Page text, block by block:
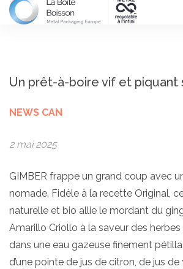
Un prêt-à-boire vif et piquant
NEWS CAN
2 mai 2025
GIMBER frappe un grand coup avec
nomade. Fidèle à la recette Original,
naturelle et bio allie le mordant du
Amarillo Criollo à la saveur des
dans une eau gazeuse finement
d’une pointe de jus de citron, de jus